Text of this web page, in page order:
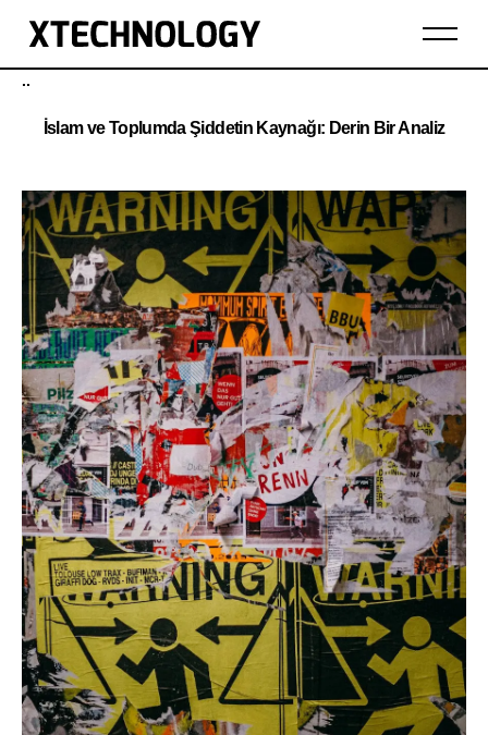
..
İslam ve Toplumda Şiddetin Kaynağı: Derin Bir Analiz